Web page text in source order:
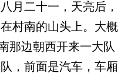
月二十一，天亮后，
村南的山头上。大概
那边朝西开来一大队
，前面是汽车，车厢